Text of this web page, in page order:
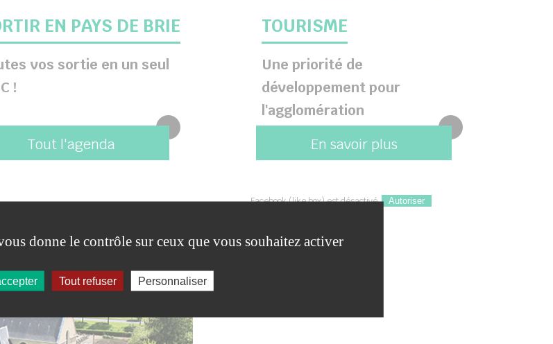
EN PAYS DE BRIE
vos sortie en un seul
!
Tout l'agenda
TOURISME
Une priorité de
développement pour
l'agglomération
En savoir plus
Facebook (like box) est désactivé. Autoriser
donne le contrôle sur ceux que vous souhaitez activer
Tout refuser Personnaliser